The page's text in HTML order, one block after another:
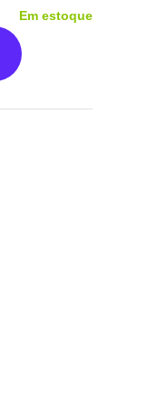
Em estoque